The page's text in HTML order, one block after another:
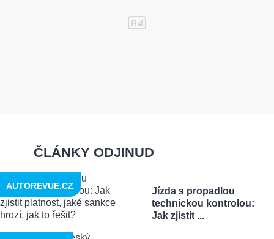
ČLÁNKY ODJINUD
Jízda s propadlou
technickou kontrolou:
Jak zjistit ...
AUTOREVUE.CZ